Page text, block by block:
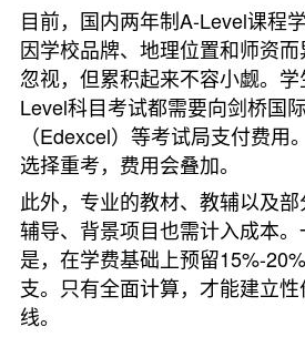
目前，国内两年制A-Level课程
因学校品牌、地理位置和师资
忽视，但累积起来不容小觑。
Level科目考试都需要向剑桥国
（Edexcel）等考试局支付费用
选择重考，费用会叠加。
此外，专业的教材、教辅以及
辅导、背景项目也需计入成本
是，在学费基础上预留15%-
支。只有全面计算，才能建立
线。